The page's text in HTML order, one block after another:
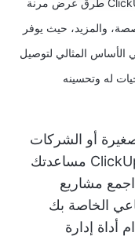
والمزيد، حيث يوفر
المثالي لتوصيل
له وتحسينه
أو الشركات
الكبيرة أو أي شيء بينهما، يمكن لـ ClickUp مساعدتك
اجمع مشاريع
الخاصة بك
إدارة